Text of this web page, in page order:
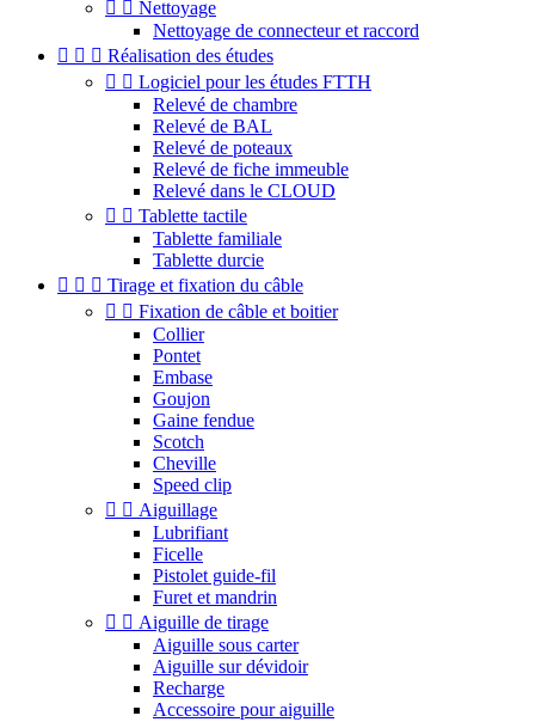
  Nettoyage
Nettoyage de connecteur et raccord
   Réalisation des études
  Logiciel pour les études FTTH
Relevé de chambre
Relevé de BAL
Relevé de poteaux
Relevé de fiche immeuble
Relevé dans le CLOUD
  Tablette tactile
Tablette familiale
Tablette durcie
   Tirage et fixation du câble
  Fixation de câble et boitier
Collier
Pontet
Embase
Goujon
Gaine fendue
Scotch
Cheville
Speed clip
  Aiguillage
Lubrifiant
Ficelle
Pistolet guide-fil
Furet et mandrin
  Aiguille de tirage
Aiguille sous carter
Aiguille sur dévidoir
Recharge
Accessoire pour aiguille